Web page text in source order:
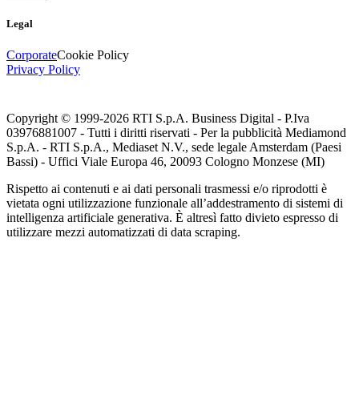
Legal
CorporateCookie Policy
Privacy Policy
Copyright © 1999-2026 RTI S.p.A. Business Digital - P.Iva
03976881007 - Tutti i diritti riservati - Per la pubblicità Mediamond
S.p.A. - RTI S.p.A., Mediaset N.V., sede legale Amsterdam (Paesi
Bassi) - Uffici Viale Europa 46, 20093 Cologno Monzese (MI)
Rispetto ai contenuti e ai dati personali trasmessi e/o riprodotti è
vietata ogni utilizzazione funzionale all’addestramento di sistemi di
intelligenza artificiale generativa. È altresì fatto divieto espresso di
utilizzare mezzi automatizzati di data scraping.